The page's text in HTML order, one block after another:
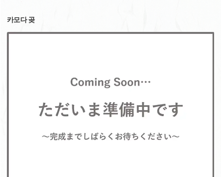
카모다 곶